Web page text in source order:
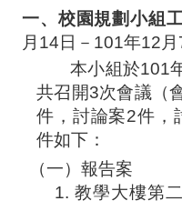
議
一、校園規劃小組
月 14日－ 101年12 月
本小組於101
共召開3次會議 （
件， 討論案2件，
件如下：
（一）報告案
1. 教學大樓第